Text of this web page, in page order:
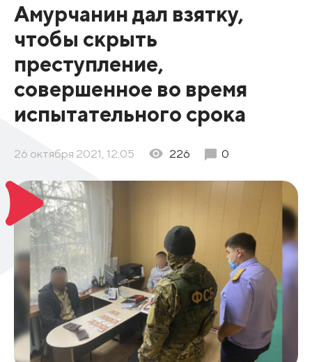
Амурчанин дал взятку,
чтобы скрыть
преступление,
совершенное во время
испытательного срока
26 октября 2021, 12:05 226 0